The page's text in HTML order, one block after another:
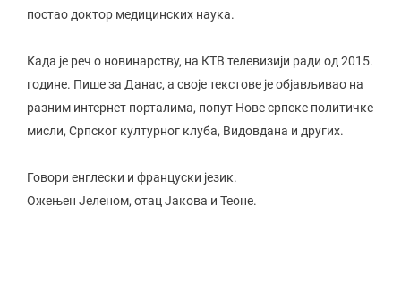
постао доктор медицинских наука.
Када је реч о новинарству, на КТВ телевизији ради од 2015.
године. Пише за Данас, а своје текстове је објављивао на
разним интернет порталима, попут Нове српске политичке
мисли, Српског културног клуба, Видовдана и других.
Говори енглески и француски језик.
Ожењен Јеленом, отац Јакова и Теоне.